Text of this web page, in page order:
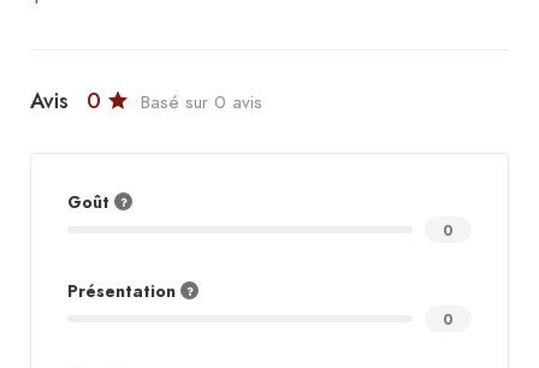
Avis 0 Basé sur 0 avis
Goût
0
Présentation
0